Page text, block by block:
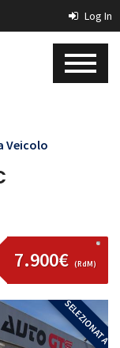
Log In
Veicolo
7.900€ (RdM)
SELEZIONATA